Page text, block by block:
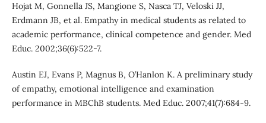
Hojat M, Gonnella JS, Mangione S, Nasca TJ, Veloski JJ,
Erdmann JB, et al. Empathy in medical students as related to
academic performance, clinical competence and gender. Med
Educ. 2002;36(6):522-7.
Austin EJ, Evans P, Magnus B, O’Hanlon K. A preliminary study
of empathy, emotional intelligence and examination
performance in MBChB students. Med Educ. 2007;41(7):684-9.